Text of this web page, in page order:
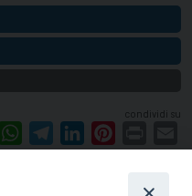
condividi su
ThreadsWhatsAppTelegramLinkedIn